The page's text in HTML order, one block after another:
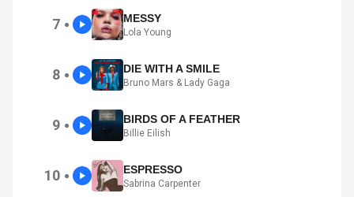
7 ● MESSY
Lola Young
8 ● DIE WITH A SMILE
Bruno Mars & Lady Gaga
9 ● BIRDS OF A FEATHER
Billie Eilish
10 ● ESPRESSO
Sabrina Carpenter